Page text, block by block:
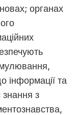
органах
інформації та
з